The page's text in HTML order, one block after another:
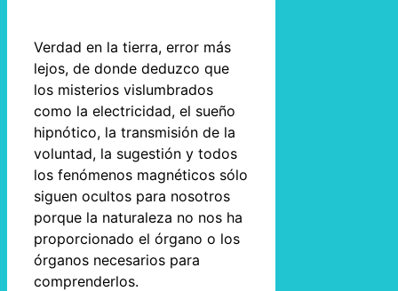
Verdad en la tierra, error más
lejos, de donde deduzco que
los misterios vislumbrados
como la electricidad, el sueño
hipnótico, la transmisión de la
voluntad, la sugestión y todos
los fenómenos magnéticos sólo
siguen ocultos para nosotros
porque la naturaleza no nos ha
proporcionado el órgano o los
órganos necesarios para
comprenderlos.